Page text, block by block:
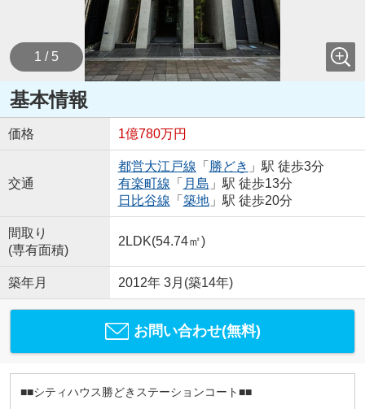
1 / 5
基本情報
価格 1億780万円
交通
都営大江戸線 「 勝どき 」駅 徒歩3分
有楽町線 「 月島 」駅 徒歩13分
日比谷線 「 築地」駅 徒歩20分
間取り
(専有面積)
2LDK(54.74㎡)
築年月 2012年 3月(築14年)
お問い合わせ(無料)
■■シティハウス勝どきステーションコート■■